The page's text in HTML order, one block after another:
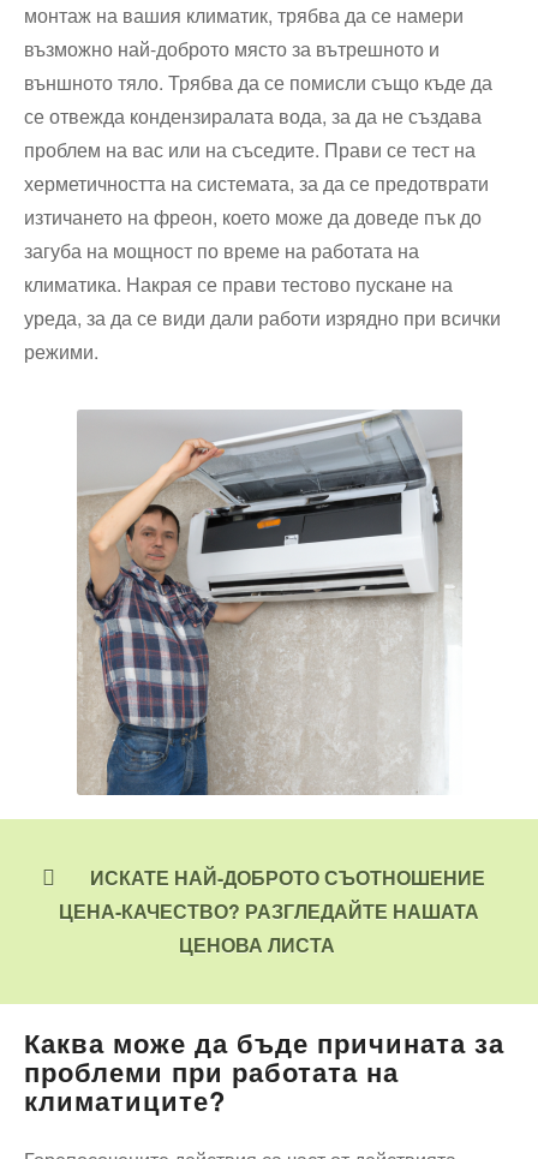
монтаж на вашия климатик, трябва да се намери
възможно най-доброто място за вътрешното и
външното тяло. Трябва да се помисли също къде да
се отвежда кондензиралата вода, за да не създава
проблем на вас или на съседите. Прави се тест на
херметичността на системата, за да се предотврати
изтичането на фреон, което може да доведе пък до
загуба на мощност по време на работата на
климатика. Накрая се прави тестово пускане на
уреда, за да се види дали работи изрядно при всички
режими.
ИСКАТЕ НАЙ-ДОБРОТО СЪОТНОШЕНИЕ
ЦЕНА-КАЧЕСТВО? РАЗГЛЕДАЙТЕ НАШАТА
ЦЕНОВА ЛИСТА
Каква може да бъде причината за
проблеми при работата на
климатиците?